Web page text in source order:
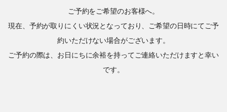
ご予約をご希望のお客様へ。
現在、予約が取りにくい状況となっており、ご希望の日時にてご予
約いただけない場合がございます。
ご予約の際は、お日にちに余裕を持ってご連絡いただけますと幸い
です。